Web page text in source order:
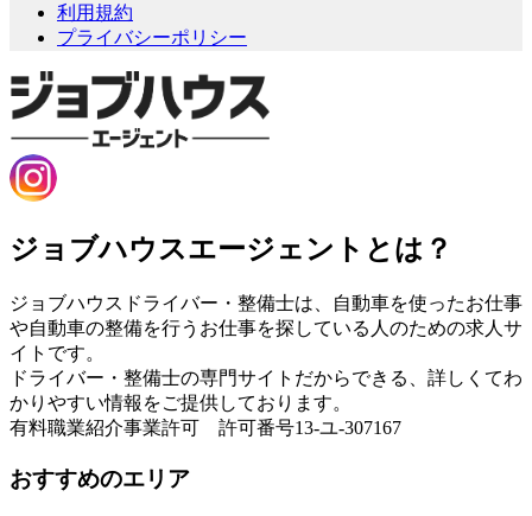
利用規約
プライバシーポリシー
ジョブハウスエージェントとは？
ジョブハウスドライバー・整備士は、自動車を使ったお仕事
や自動車の整備を行うお仕事を探している人のための求人サ
イトです。
ドライバー・整備士の専門サイトだからできる、詳しくてわ
かりやすい情報をご提供しております。
有料職業紹介事業許可 許可番号13-ユ-307167
おすすめのエリア